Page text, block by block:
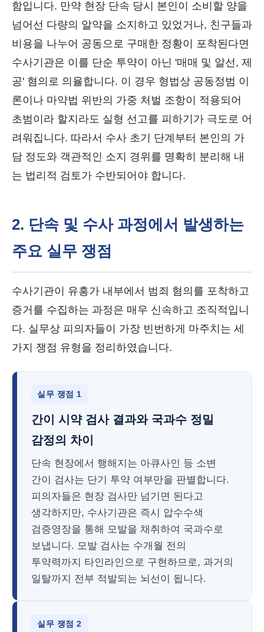
함입니다. 만약 현장 단속 당시 본인이 소비할 양을
넘어선 다량의 알약을 소지하고 있었거나, 친구들과
비용을 나누어 공동으로 구매한 정황이 포착된다면
수사기관은 이를 단순 투약이 아닌 '매매 및 알선, 제
공' 혐의로 의율합니다. 이 경우 형법상 공동정범 이
론이나 마약법 위반의 가중 처벌 조항이 적용되어
초범이라 할지라도 실형 선고를 피하기가 극도로 어
려워집니다. 따라서 수사 초기 단계부터 본인의 가
담 정도와 객관적인 소지 경위를 명확히 분리해 내
는 법리적 검토가 수반되어야 합니다.
2. 단속 및 수사 과정에서 발생하는
주요 실무 쟁점
수사기관이 유흥가 내부에서 범죄 혐의를 포착하고
증거를 수집하는 과정은 매우 신속하고 조직적입니
다. 실무상 피의자들이 가장 빈번하게 마주치는 세
가지 쟁점 유형을 정리하였습니다.
실무 쟁점 1
간이 시약 검사 결과와 국과수 정밀
감정의 차이
단속 현장에서 행해지는 아큐사인 등 소변
간이 검사는 단기 투약 여부만을 판별합니다.
피의자들은 현장 검사만 넘기면 된다고
생각하지만, 수사기관은 즉시 압수수색
검증영장을 통해 모발을 채취하여 국과수로
보냅니다. 모발 검사는 수개월 전의
투약력까지 타인라인으로 구현하므로, 과거의
일탈까지 전부 적발되는 뇌선이 됩니다.
실무 쟁점 2